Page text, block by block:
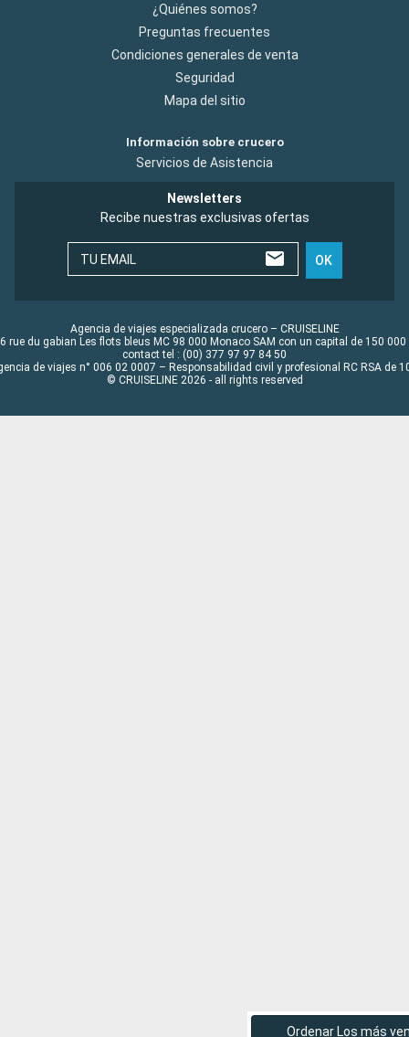
Ordenar Los más
¿Quiénes somos?
Preguntas frecuentes
Condiciones generales de venta
Seguridad
Mapa del sitio
Información sobre crucero
Servicios de Asistencia
Newsletters
Recibe nuestras exclusivas ofertas
TU EMAIL OK
Agencia de viajes especializada crucero – CRUISELINE
rue du gabian Les flots bleus MC 98 000 Monaco SAM con un capital de 150 000
contact tel : (00) 377 97 97 84 50
de viajes n° 006 02 0007 – Responsabilidad civil y profesional RC RSA de
© CRUISELINE 2026 - all rights reserved